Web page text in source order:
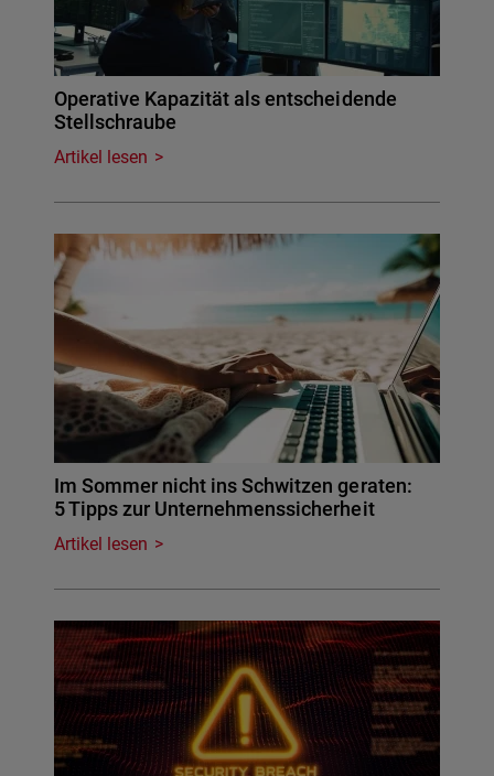
Operative Kapazität als entscheidende
Stellschraube
Artikel lesen
Im Sommer nicht ins Schwitzen geraten:
5 Tipps zur Unternehmenssicherheit
Artikel lesen